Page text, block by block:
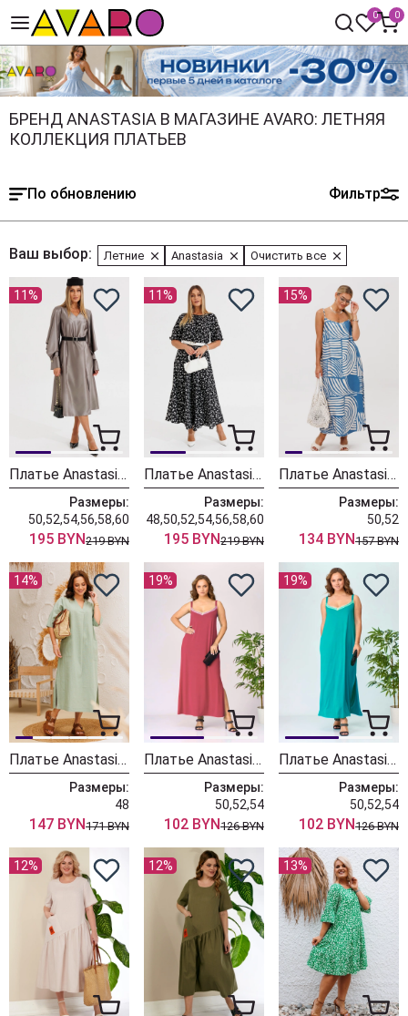
0 0
БРЕНД ANASTASIA В МАГАЗИНЕ AVARO: ЛЕТНЯЯ
КОЛЛЕКЦИЯ ПЛАТЬЕВ
По обновлению Фильтр
Ваш выбор: Летние Anastasia Очистить все
11%
Платье Anastasia 1326-1 коричнево-серый
Размеры:
50,52,54,56,58,60
195 BYN219 BYN
11%
Платье Anastasia 1237-3 черный
Размеры:
48,50,52,54,56,58,60
195 BYN219 BYN
15%
Платье Anastasia 1244 бежево-голубое
Размеры:
50,52
134 BYN157 BYN
14%
Платье Anastasia 1002/2 светло-зеленый
Размеры:
48
147 BYN171 BYN
19%
Платье Anastasia 1011 коралловый
Размеры:
50,52,54
102 BYN126 BYN
19%
Платье Anastasia 1011 бирюзовый
Размеры:
50,52,54
102 BYN126 BYN
12% 12% 13%